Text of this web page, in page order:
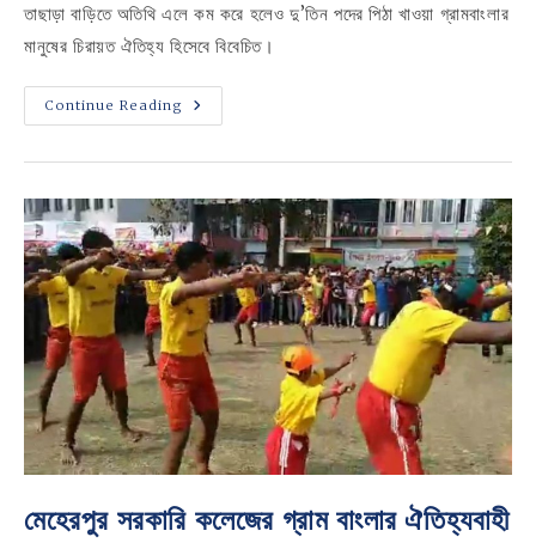
তাছাড়া বাড়িতে অতিথি এলে কম করে হলেও দু’তিন পদের পিঠা খাওয়া গ্রামবাংলার
মানুষের চিরায়ত ঐতিহ্য হিসেবে বিবেচিত।
Continue Reading ঐতিহ্যের
উচ্ছ্বাসে
মেহেরপুর
পিঠা
উৎসব
মেহেরপুর সরকারি কলেজের গ্রাম বাংলার ঐতিহ্যবাহী